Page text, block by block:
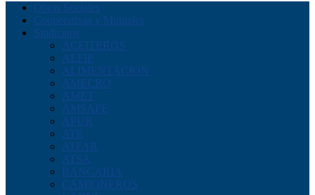
Obras Sociales
Cooperativas y Mutuales
Sindicatos
ACEITEROS
AEFIP
ALIMENTACION
AMECRO
AMET
AMSAFE
APUR
ATE
ATFAR
ATSA
BANCARIA
CAMIONEROS